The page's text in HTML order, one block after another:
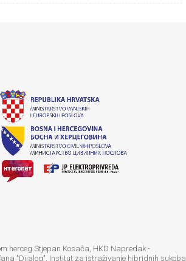
herceg Stjepan Kosača, HKD Napredak -
"Dijalog", Institut za istraživanje hibridnih sukoba